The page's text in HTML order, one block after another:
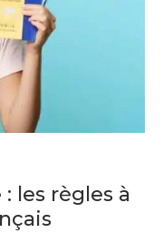
les règles à